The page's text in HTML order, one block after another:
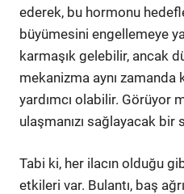
ederek, bu hormonu
büyümesini engellemeye
karmaşık gelebilir, ancak
mekanizma aynı zamanda
yardımcı olabilir. Görüyor
ulaşmanızı sağlayacak bir
Tabi ki, her ilacın olduğu
etkileri var. Bulantı, baş